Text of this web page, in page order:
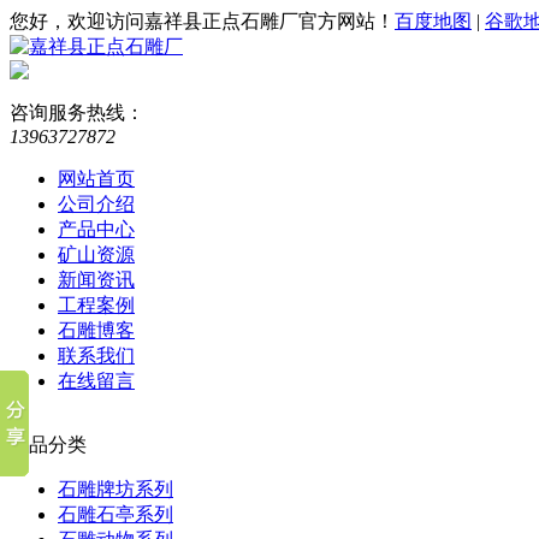
您好，欢迎访问嘉祥县正点石雕厂官方网站！ 百度地图 | 谷歌
咨询服务热线：
13963727872
网站首页
公司介绍
产品中心
矿山资源
新闻资讯
工程案例
石雕博客
联系我们
在线留言
产品分类
石雕牌坊系列
石雕石亭系列